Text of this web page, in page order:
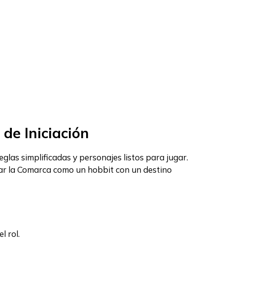
Iniciación
simplificadas y personajes listos para jugar.
la Comarca como un hobbit con un destino
rol.